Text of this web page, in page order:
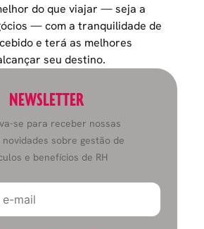
do que viajar — seja a
— com a tranquilidade de
e terá as melhores
seu destino.
NEWSLETTER
se para receber nossas
novidades sobre gestão de
e benefícios de RH